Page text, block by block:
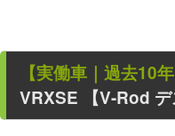
【実働車 ｜過去10年
VRXSE 【V-Rod デ